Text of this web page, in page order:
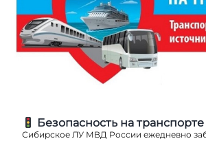
Безопасность на транспорте
Сибирское ЛУ МВД России ежедневно